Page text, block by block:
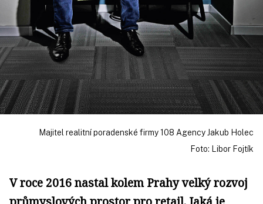
Majitel realitní poradenské firmy 108 Agency Jakub Holec
Foto: Libor Fojtík
V roce 2016 nastal kolem Prahy velký rozvoj